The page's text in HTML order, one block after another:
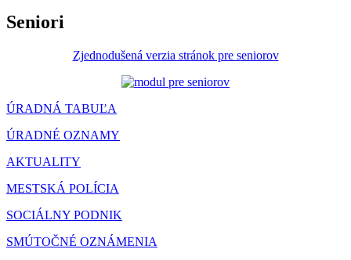
Seniori
Zjednodušená verzia stránok pre seniorov
ÚRADNÁ TABUĽA
ÚRADNÉ OZNAMY
AKTUALITY
MESTSKÁ POLÍCIA
SOCIÁLNY PODNIK
SMÚTOČNÉ OZNÁMENIA